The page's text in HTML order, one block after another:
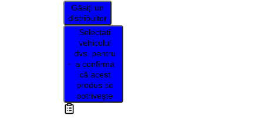
Găsiți un
distribuitor
Selectați
vehiculul
dvs. pentru
a confirma
că acest
produs se
potrivește